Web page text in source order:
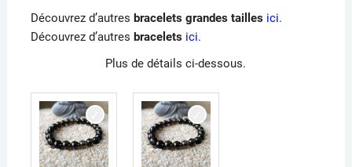
Découvrez d’autres bracelets grandes tailles ici.
Découvrez d’autres bracelets ici.
Plus de détails ci-dessous.